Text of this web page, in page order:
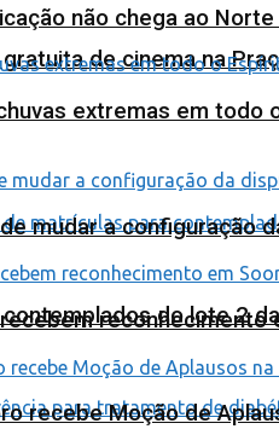
de cinema na
do lote 2
não chega ao Norte
extremas em todo
mudar a configuração
reconhecimento
recebe Moção de